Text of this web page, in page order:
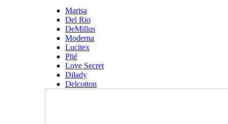
Marisa
Del Rio
DeMillus
Moderna
Lucitex
Plié
Love Secret
Dilady
Delcotton